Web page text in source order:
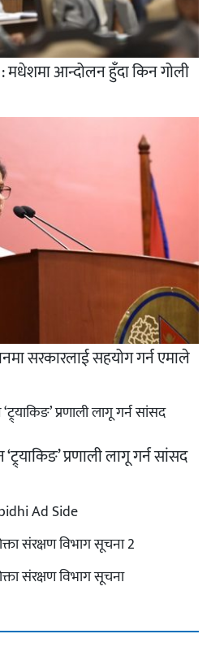
: मधेशमा आन्दोलन हुँदा किन गोली
सरकारलाई सहयोग गर्न एमाले
प्रणाली लागू गर्न सांसद